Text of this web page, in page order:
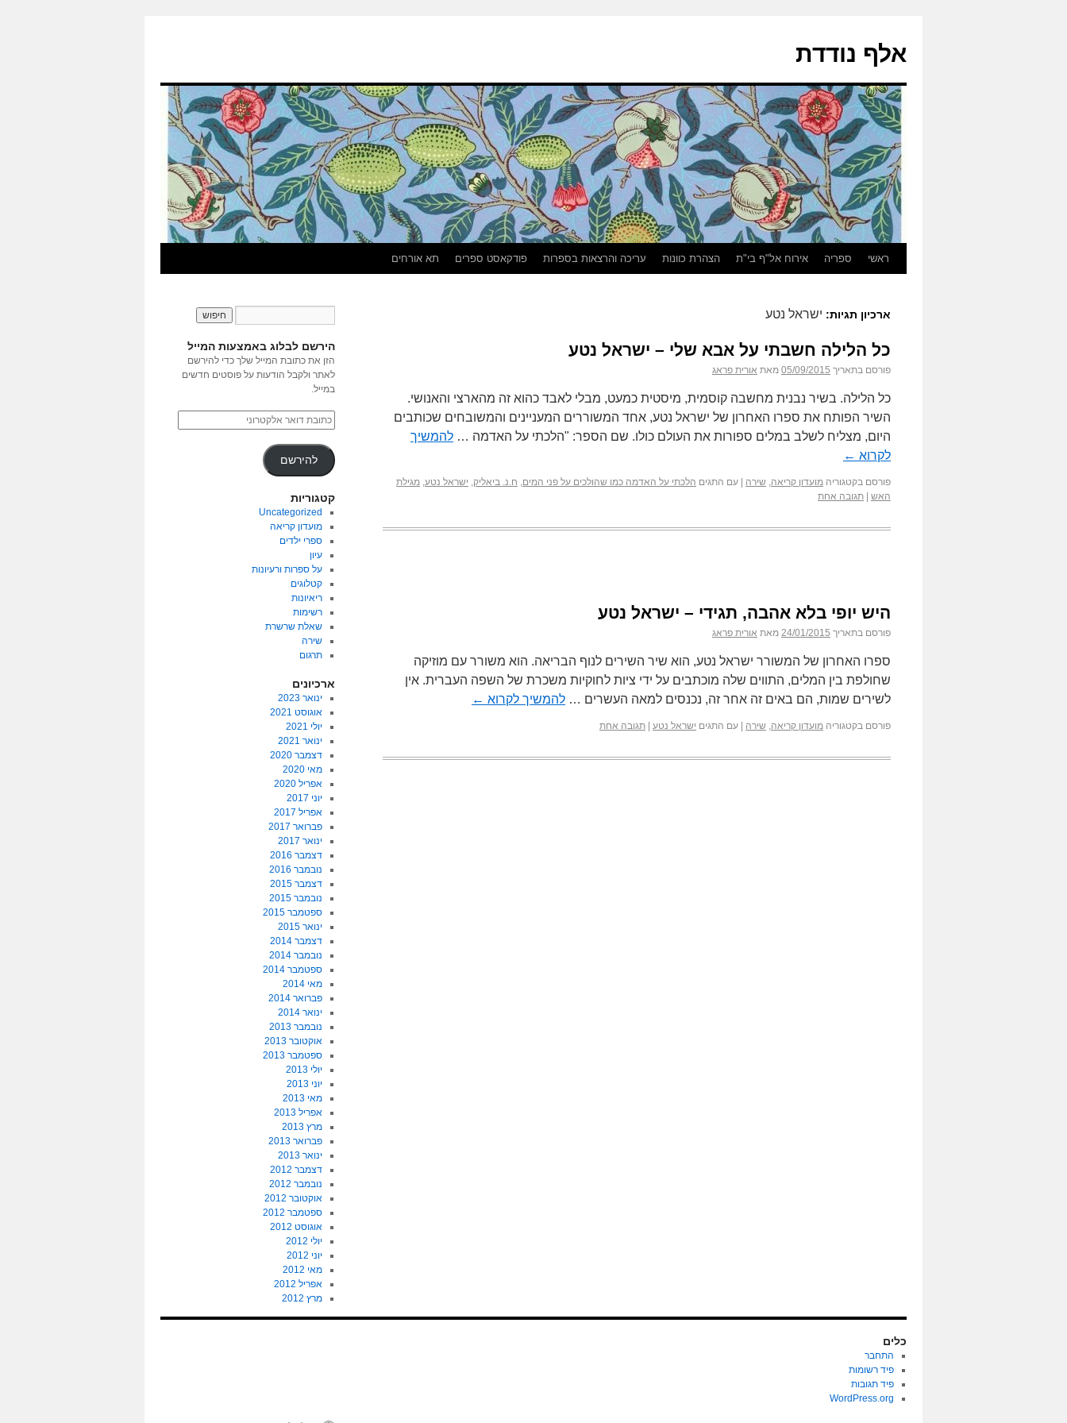
אלף נודדת
ראשי ספריה אירוח אל"ף בי"ת הצהרת כוונות עריכה והרצאות בספרות פודקאסט ספרים תא אורחים
ארכיון תגיות: ישראל נטע
כל הלילה חשבתי על אבא שלי – ישראל נטע
פורסם בתאריך 05/09/2015 מאת אורית פראג
כל הלילה. בשיר נבנית מחשבה קוסמית, מיסטית כמעט, מבלי לאבד כהוא זה מהארצי והאנושי.
השיר הפותח את ספרו האחרון של ישראל נטע, אחד המשוררים המעניינים והמשובחים שכותבים
היום, מצליח לשלב במלים ספורות את העולם כולו. שם הספר: "הלכתי על האדמה … להמשיך
לקרוא ←
פורסם בקטגוריה מועדון קריאה, שירה עם התגים הלכתי על האדמה כמו שהולכים על פני המים, ח.נ. ביאליק, ישראל נטע, מגילת
האש
תגובה אחת
היש יופי בלא אהבה, תגידי – ישראל נטע
פורסם בתאריך 24/01/2015 מאת אורית פראג
ספרו האחרון של המשורר ישראל נטע, הוא שיר השירים לנוף הבריאה. הוא משורר עם מוזיקה
שחולפת בין המלים, התווים שלה מוכתבים על ידי ציות לחוקיות משכרת של השפה העברית. אין
לשירים שמות, הם באים זה אחר זה, נכנסים למאה העשרים … להמשיך לקרוא ←
פורסם בקטגוריה מועדון קריאה, שירה עם התגים ישראל נטע תגובה אחת
הירשם לבלוג באמצעות המייל
הזן את כתובת המייל שלך כדי להירשם
לאתר ולקבל הודעות על פוסטים חדשים
במייל.
להירשם
קטגוריות
Uncategorized
מועדון קריאה
ספרי ילדים
עיון
על ספרות ורעיונות
קטלוגים
ריאיונות
רשימות
שאלת שרשרת
שירה
תרגום
ארכיונים
ינואר 2023
אוגוסט 2021
יולי 2021
ינואר 2021
דצמבר 2020
מאי 2020
אפריל 2020
יוני 2017
אפריל 2017
פברואר 2017
ינואר 2017
דצמבר 2016
נובמבר 2016
דצמבר 2015
נובמבר 2015
ספטמבר 2015
ינואר 2015
דצמבר 2014
נובמבר 2014
ספטמבר 2014
מאי 2014
פברואר 2014
ינואר 2014
נובמבר 2013
אוקטובר 2013
ספטמבר 2013
יולי 2013
יוני 2013
מאי 2013
אפריל 2013
מרץ 2013
פברואר 2013
ינואר 2013
דצמבר 2012
נובמבר 2012
אוקטובר 2012
ספטמבר 2012
אוגוסט 2012
יולי 2012
יוני 2012
מאי 2012
אפריל 2012
מרץ 2012
כלים
התחבר
פיד רשומות
פיד תגובות
WordPress.org